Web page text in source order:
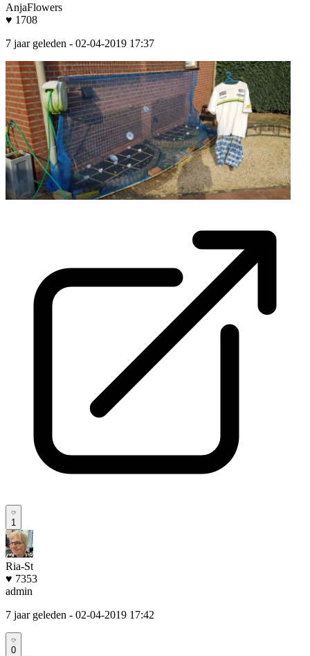
AnjaFlowers
♥ 1708
7 jaar geleden - 02-04-2019 17:37
1
Ria-St
♥ 7353
admin
7 jaar geleden - 02-04-2019 17:42
0